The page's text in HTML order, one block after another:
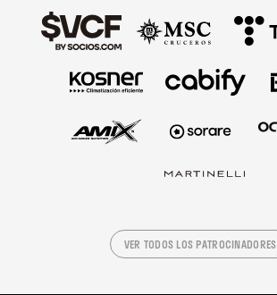
VER TODOS LOS PATROCINADORES